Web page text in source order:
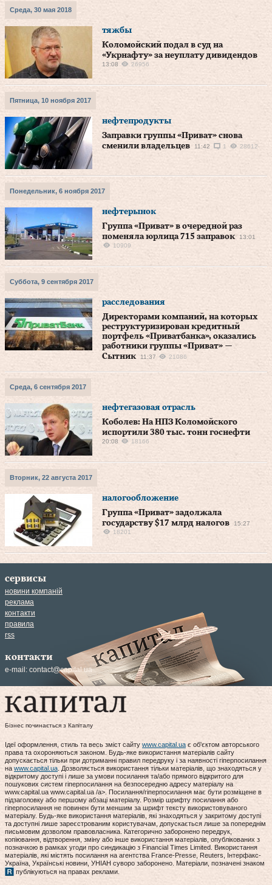
Среда, 30 мая 2018
тяжбы
Коломойский подал в суд на
«Укрнафту» за неуплату дивидендов
13:08 26956
Пятница, 10 ноября 2017
нефтепродукты
Заправки группы «Приват» снова
сменили владельцев
11:42 1 28612
Понедельник, 6 ноября 2017
нефтерынок
Группа «Приват» в очередной раз
поменяла юрлица 715 заправок
13:01
10909
Суббота, 9 сентября 2017
расследования
Директорами компаний, на которых
реструктуризирован кредитный
портфель «Приватбанка», оказались
работники группы «Приват» —
Сытник
11:37 21086
Среда, 6 сентября 2017
нефтегазовая отрасль
Коболев: На НПЗ Коломойского
испортили 380 тыс. тонн госнефти
20:08 18166
Вторник, 22 августа 2017
налогообложение
Группа «Приват» задолжала
государству $17 млрд налогов
15:27
18201
сервисы
новини компаній
реклама
контакти
правила
rss
контакти
e-mail: contact@capital.ua
Бізнес починається з Капіталу
Ідеї оформлення, стиль та весь зміст сайту www.capital.ua є об'єктом авторського
права та охороняються законом. Будь-яке використання матеріалів сайту
допускається тільки при дотриманні правил передруку і за наявності гіперпосилання
на www.capital.ua . Дозволяється використання тільки матеріалів, що знаходяться у
відкритому доступі і лише за умови посилання та/або прямого відкритого для
пошукових систем гіперпосилання на безпосередню адресу матеріалу на
www.capital.ua www.capital.ua /a>. Посилання/гіперпосилання має бути розміщене в
підзаголовку або першому абзаці матеріалу. Розмір шрифту посилання або
гіперпосилання не повинен бути меншим за шрифт тексту використовуваного
матеріалу. Будь-яке використання матеріалів, які знаходяться у закритому доступі
та доступні лише зареєстрованим користувачам, допускається лише за попереднім
письмовим дозволом правовласника. Категорично заборонено передрук,
копіювання, відтворення, зміну або інше використання матеріалів, опублікованих з
позначкою в рамках угоди про синдикацію з Financial Times Limited. Використання
матеріалів, які містять посилання на агентства France-Presse, Reuters, Інтерфакс-
Україна, Українські новини, УНІАН суворо заборонено. Матеріали, позначені знаком
публікуються на правах реклами.